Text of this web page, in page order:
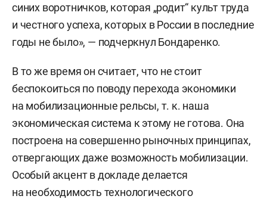
синих воротничков, которая „родит“ культ труда
и честного успеха, которых в России в последние
годы не было», — подчеркнул Бондаренко.
В то же время он считает, что не стоит
беспокоиться по поводу перехода экономики
на мобилизационные рельсы, т. к. наша
экономическая система к этому не готова. Она
построена на совершенно рыночных принципах,
отвергающих даже возможность мобилизации.
Особый акцент в докладе делается
на необходимость технологического